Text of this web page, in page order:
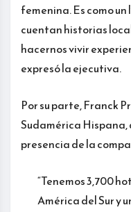
femenina. Es como
cuentan historias
hacernos vivir
expresó la ejecutiva.
Por su parte, Franck
Sudamérica
presencia de la
“Tenemos 3,700
América del Sur y